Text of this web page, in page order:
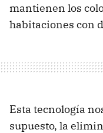
mantienen los
habitaciones con
Esta tecnología
supuesto, la